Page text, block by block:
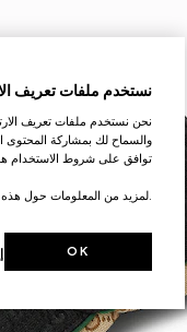
نستخدم ملفات تعريف
نحن نستخدم ملفات تعريف
والسماح لك بمشاركة المحتوى
توافق على شروط الاستخدام
.لمزيد من المعلومات حول هذه
OK